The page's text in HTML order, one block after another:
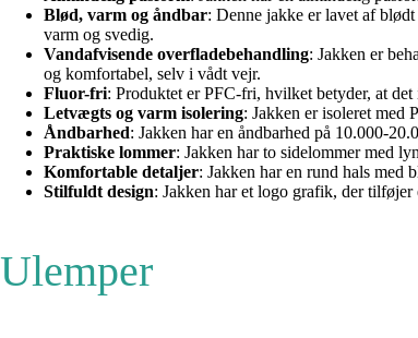
Blød, varm og åndbar: Denne jakke er lavet af
varm og svedig.
Vandafvisende overfladebehandling: Jakken er
og komfortabel, selv i vådt vejr.
Fluor-fri: Produktet er PFC-fri, hvilket betyder, at
Letvægts og varm isolering: Jakken er isoleret med
Åndbarhed: Jakken har en åndbarhed på 10.000-
Praktiske lommer: Jakken har to sidelommer med
Komfortable detaljer: Jakken har en rund hals med
Stilfuldt design: Jakken har et logo grafik, der
Ulemper